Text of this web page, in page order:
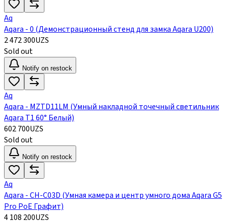
Aq
Aqara - 0 (Демонстрационный стенд для замка Aqara U200)
2 472 300UZS
Sold out
Notify on restock
Aq
Aqara - MZTD11LM (Умный накладной точечный светильник
Aqara Т1 60° Белый)
602 700UZS
Sold out
Notify on restock
Aq
Aqara - CH-C03D (Умная камера и центр умного дома Aqara G5
Pro PoE Графит)
4 108 200UZS